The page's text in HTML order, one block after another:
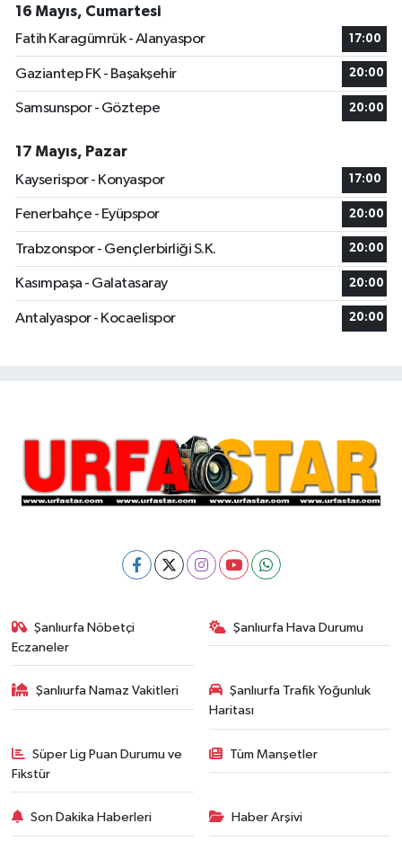
16 Mayıs, Cumartesi
Fatih Karagümrük - Alanyaspor
17:00
Gaziantep FK - Başakşehir 20:00
Samsunspor - Göztepe 20:00
17 Mayıs, Pazar
Kayserispor - Konyaspor
17:00
Fenerbahçe - Eyüpspor 20:00
Trabzonspor - Gençlerbirliği S.K. 20:00
Kasımpaşa - Galatasaray 20:00
Antalyaspor - Kocaelispor 20:00
Şanlıurfa Nöbetçi
Eczaneler
Şanlıurfa Hava Durumu
Şanlıurfa Namaz Vakitleri
Şanlıurfa Trafik Yoğunluk
Haritası
Süper Lig Puan Durumu ve
Fikstür
Tüm Manşetler
Son Dakika Haberleri Haber Arşivi